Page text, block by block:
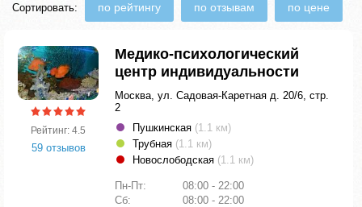
Сортировать: по рейтингу по отзывам по цене
Рейтинг: 4.5
59 отзывов
Медико-психологический
центр индивидуальности
Москва, ул. Садовая-Каретная д. 20/6, стр.
2
Пушкинская (1.1 км)
Трубная (1.1 км)
Новослободская (1.1 км)
Пн-Пт:
08:00 - 22:00
Сб:
08:00 - 22:00